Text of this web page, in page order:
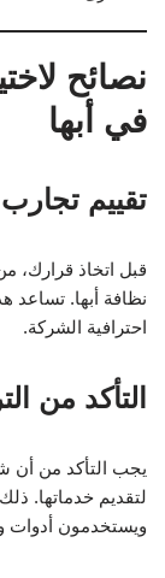
نصائح
في أبها
تقييم تجارب
قبل اتخاذ قرارك،
نظافة أبها.
احترافية الشركة.
التأكد من
يجب التأكد من أن
لتقديم خدماتها.
ويستخدمون أدوات